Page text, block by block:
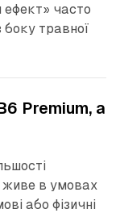
ефект» часто
травної
Premium, а
живе в умовах
або фізичні